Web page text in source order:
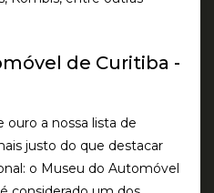
de Curitiba -
ouro a nossa lista de
justo do que destacar
o Museu do Automóvel